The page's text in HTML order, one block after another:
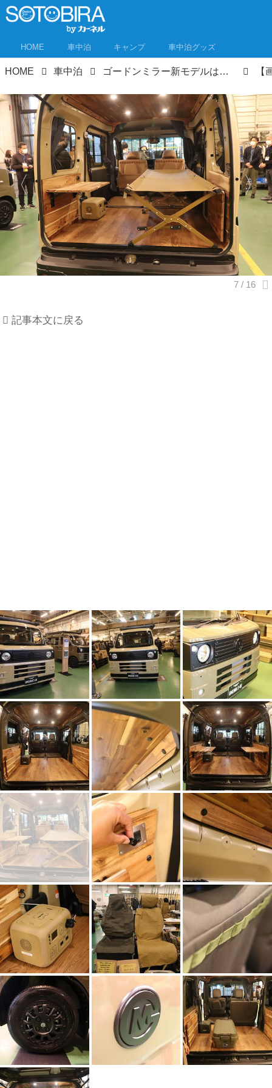
HOME 車中泊 キャンプ 車中泊グッズ
HOME 車中泊 ゴードンミラー新モデルはなんと軽バン！ゴードンミラーらしさを踏襲したセンス抜群のバンライフ車が発売！
記事本文に戻る